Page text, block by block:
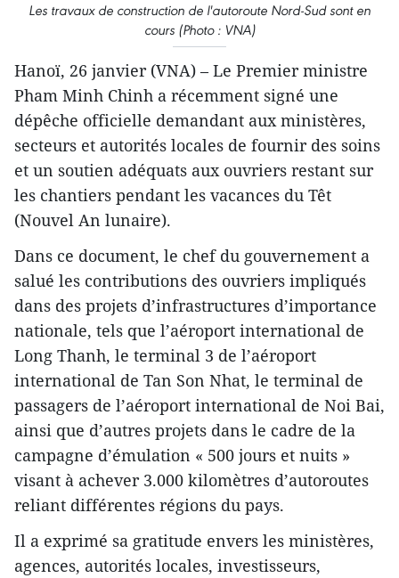
Les travaux de construction de l'autoroute Nord-Sud sont en
cours (Photo : VNA)
Hanoï, 26 janvier (VNA) – Le Premier ministre
Pham Minh Chinh a récemment signé une
dépêche officielle demandant aux ministères,
secteurs et autorités locales de fournir des soins
et un soutien adéquats aux ouvriers restant sur
les chantiers pendant les vacances du Têt
(Nouvel An lunaire).
Dans ce document, le chef du gouvernement a
salué les contributions des ouvriers impliqués
dans des projets d’infrastructures d’importance
nationale, tels que l’aéroport international de
Long Thanh, le terminal 3 de l’aéroport
international de Tan Son Nhat, le terminal de
passagers de l’aéroport international de Noi Bai,
ainsi que d’autres projets dans le cadre de la
campagne d’émulation « 500 jours et nuits »
visant à achever 3.000 kilomètres d’autoroutes
reliant différentes régions du pays.
Il a exprimé sa gratitude envers les ministères,
agences, autorités locales, investisseurs,